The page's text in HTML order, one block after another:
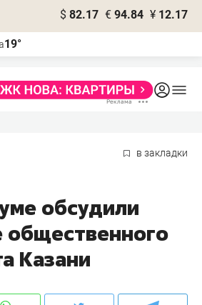
$ 82.17 € 94.84 ¥ 12.17
19°
в закладки
обсудили
общественного
Казани